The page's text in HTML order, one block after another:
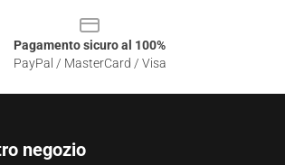
Pagamento sicuro al 100%
PayPal / MasterCard / Visa
negozio